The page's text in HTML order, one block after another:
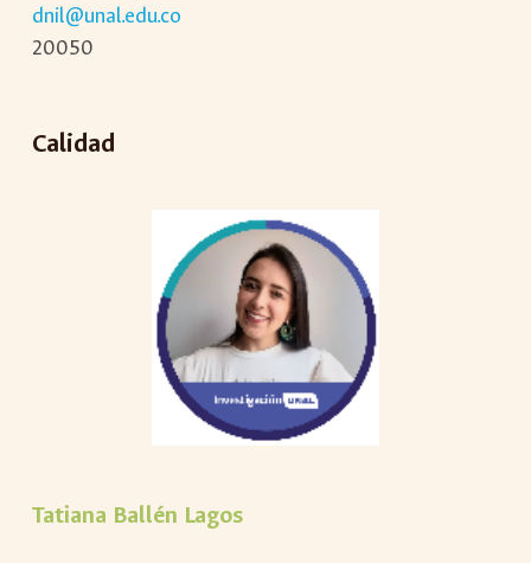
dnil@unal.edu.co
20050
Calidad
Tatiana Ballén Lagos